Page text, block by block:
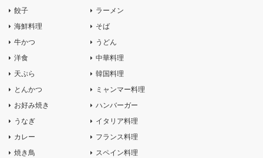
餃子
海鮮料理
牛かつ
洋食
天ぷら
とんかつ
お好み焼き
うなぎ
カレー
焼き鳥
ラーメン
そば
うどん
中華料理
韓国料理
ミャンマー料理
ハンバーガー
イタリア料理
フランス料理
スペイン料理